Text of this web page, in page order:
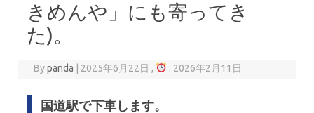
きめんや」にも寄ってき
た)。
Bypanda 2025年6月22日 , : 2026年2月11日
国道駅で下車します。